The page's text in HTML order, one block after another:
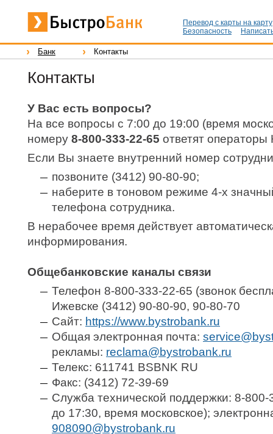
Перевод с карты на карту
Безопасность
Банк Контакты
Контакты
У Вас есть вопросы?
На все вопросы с 7:00 до 19:00 (время
номеру 8-800-333-22-65 ответят операторы
Если Вы знаете внутренний номер
позвоните (3412) 90-80-90;
наберите в тоновом режиме 4-х
телефона сотрудника.
В нерабочее время действует
информирования.
Общебанковские каналы связи
Телефон 8-800-333-22-65 (звонок
Ижевске (3412) 90-80-90, 90-80-70
Сайт: https://www.bystrobank.ru
Общая электронная почта:
рекламы:
Телекс: 611741 BSBNK RU
Факс: (3412) 72-39-69
Служба технической поддержки: 8-
до 17:30, время московское);